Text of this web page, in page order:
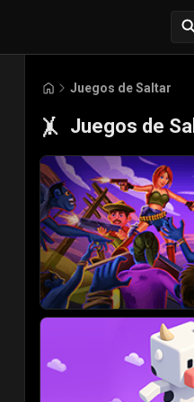
Juegos de Saltar
🤸 Juegos de